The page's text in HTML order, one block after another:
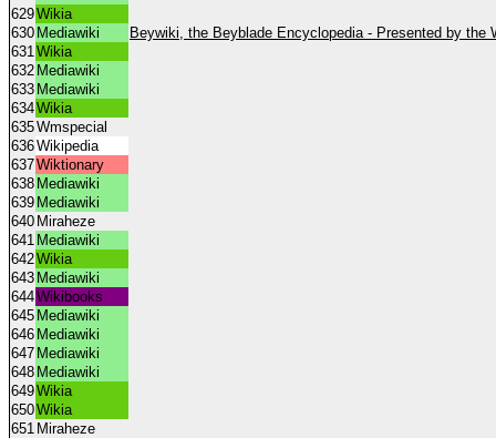
629Wikia
630 Mediawiki
Beywiki, the Beyblade Encyclopedia - Presented by the
631Wikia
632 Mediawiki
633 Mediawiki
634Wikia
635Wmspecial
636Wikipedia
637Wiktionary
638 Mediawiki
639 Mediawiki
640 Miraheze
641 Mediawiki
642Wikia
643 Mediawiki
644Wikibooks
645 Mediawiki
646 Mediawiki
647 Mediawiki
648 Mediawiki
649Wikia
650Wikia
651 Miraheze